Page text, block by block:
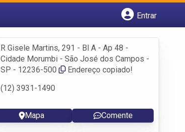
Entrar
Fazer login
Criar conta
R Gisele Martins, 291 - Bl A - Ap 48 -
Cidade Morumbi - São José dos Campos -
SP - 12236-500
Endereço copiado!
(12) 3931-1490
Mapa Comente